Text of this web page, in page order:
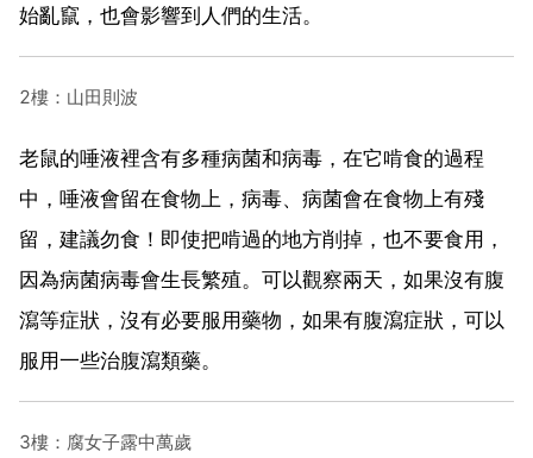
始亂竄，也會影響到人們的生活。
2樓：山田則波
老鼠的唾液裡含有多種病菌和病毒，在它啃食的過程
中，唾液會留在食物上，病毒、病菌會在食物上有殘
留，建議勿食！即使把啃過的地方削掉，也不要食用，
因為病菌病毒會生長繁殖。可以觀察兩天，如果沒有腹
瀉等症狀，沒有必要服用藥物，如果有腹瀉症狀，可以
服用一些治腹瀉類藥。
3樓：腐女子露中萬歲